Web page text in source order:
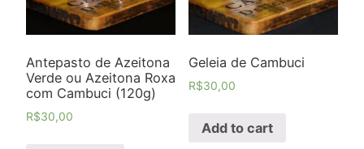
Antepasto de Azeitona
Verde ou Azeitona Roxa
com Cambuci (120g)
R$30,00
Geleia de Cambuci
R$30,00
Add to cart